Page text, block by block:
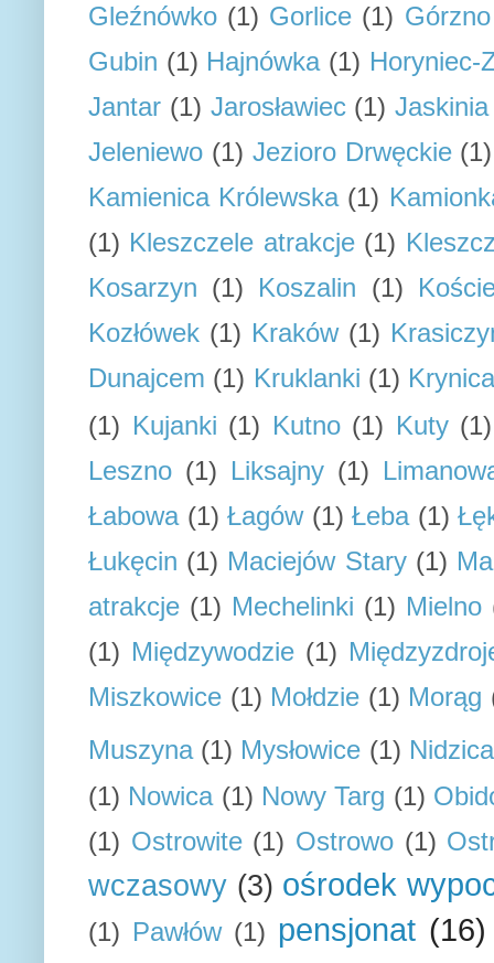
Gleźnówko (1) Gorlice (1) Górzno
Gubin (1) Hajnówka (1) Horyniec-
Jantar (1) Jarosławiec (1)
Jeleniewo (1) Jezioro Drwęckie (1)
Kamienica Królewska (1)
(1) Kleszczele atrakcje (1)
Kosarzyn (1) Koszalin (1)
Kozłówek (1) Kraków (1)
Dunajcem (1) Kruklanki (1)
(1) Kujanki (1) Kutno (1) Kuty (1)
Leszno (1) Liksajny (1)
Łabowa (1) Łagów (1) Łeba (1)
Łukęcin (1) Maciejów Stary (1)
atrakcje (1) Mechelinki (1) Mielno
(1) Międzywodzie (1)
Miszkowice (1) Mołdzie (1) Morąg
Muszyna (1) Mysłowice (1) Nidzica
(1) Nowica (1) Nowy Targ (1)
(1) Ostrowite (1) Ostrowo (1)
wczasowy (3) ośrodek
(1) Pawłów (1) pensjonat (16)